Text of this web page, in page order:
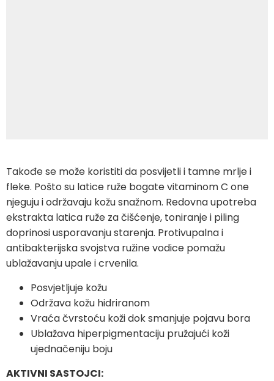
Takođe se može koristiti da posvijetli i tamne mrlje i
fleke. Pošto su latice ruže bogate vitaminom C one
njeguju i održavaju kožu snažnom. Redovna upotreba
ekstrakta latica ruže za čišćenje, toniranje i piling
doprinosi usporavanju starenja. Protivupalna i
antibakterijska svojstva ružine vodice pomažu
ublažavanju upale i crvenila.
Posvjetljuje kožu
Održava kožu hidriranom
Vraća čvrstoću koži dok smanjuje pojavu bora
Ublažava hiperpigmentaciju pružajući koži
ujednačeniju boju
AKTIVNI SASTOJCI: